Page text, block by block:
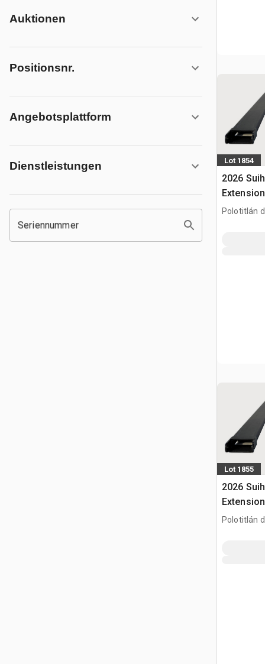
Auktionen
Positionsnr.
Angebotsplattform
Dienstleistungen
Seriennummer
Lot 1854
2026
Usar) /
Polotitlán
Lot 1855
2026
Usar) /
Polotitlán